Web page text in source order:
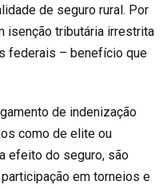
de seguro rural. Por
isenção tributária irrestrita
federais – benefício que
de indenização
como de elite ou
efeito do seguro, são
em torneios e